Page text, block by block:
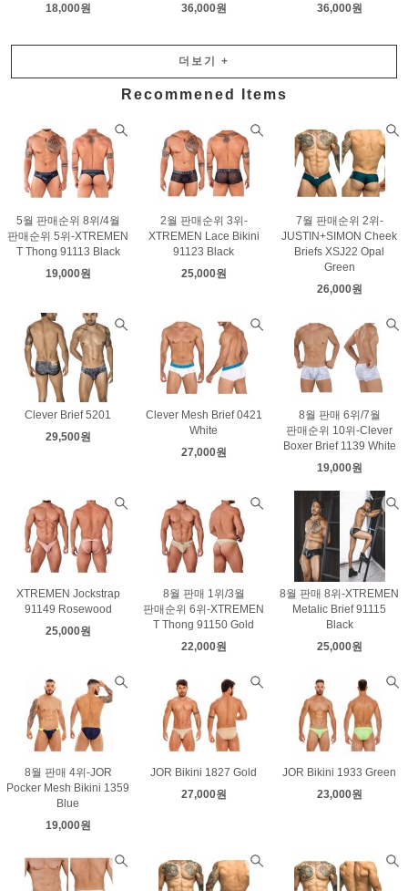
18,000원
36,000원
36,000원
더보기 +
Recommened Items
5월 판매순위 8위/4월
판매순위 5위-XTREMEN
T Thong 91113 Black
19,000원
2월 판매순위 3위-
XTREMEN Lace Bikini
91123 Black
25,000원
7월 판매순위 2위-
JUSTIN+SIMON Cheek
Briefs XSJ22 Opal
Green
26,000원
Clever Brief 5201
29,500원
Clever Mesh Brief 0421
White
27,000원
8월 판매 6위/7월
판매순위 10위-Clever
Boxer Brief 1139 White
19,000원
XTREMEN Jockstrap
91149 Rosewood
25,000원
8월 판매 1위/3월
판매순위 6위-XTREMEN
T Thong 91150 Gold
22,000원
8월 판매 8위-XTREMEN
Metalic Brief 91115
Black
25,000원
8월 판매 4위-JOR
Pocker Mesh Bikini 1359
Blue
19,000원
JOR Bikini 1827 Gold
27,000원
JOR Bikini 1933 Green
23,000원